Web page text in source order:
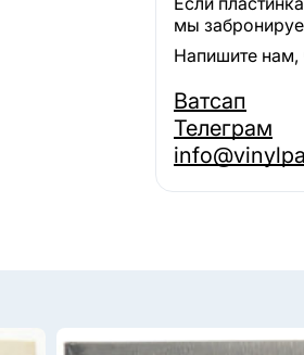
мы
Напишите нам,
Ватсап
Телеграм